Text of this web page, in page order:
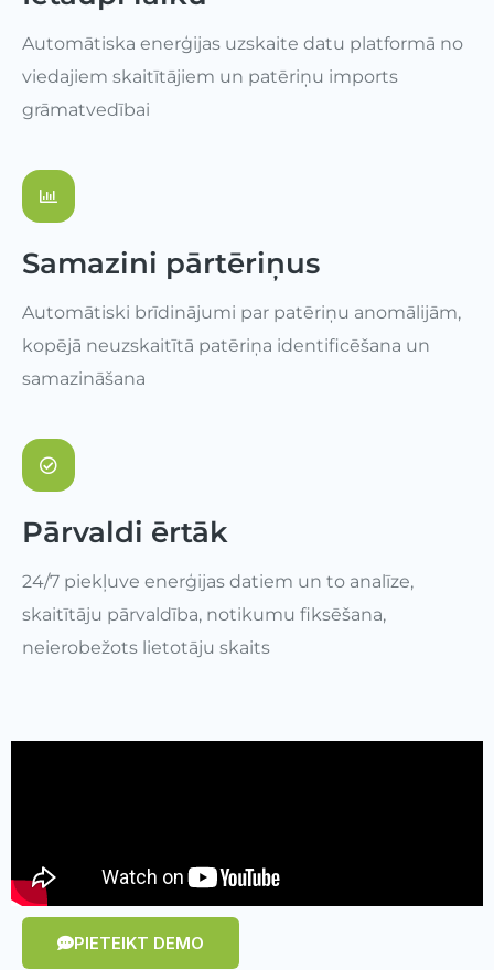
Automātiska enerģijas uzskaite datu platformā no
viedajiem skaitītājiem un patēriņu imports
grāmatvedībai
Samazini pārtēriņus
Automātiski brīdinājumi par patēriņu anomālijām,
kopējā neuzskaitītā patēriņa identificēšana un
samazināšana
Pārvaldi ērtāk
24/7 piekļuve enerģijas datiem un to analīze,
skaitītāju pārvaldība, notikumu fiksēšana,
neierobežots lietotāju skaits
PIETEIKT DEMO